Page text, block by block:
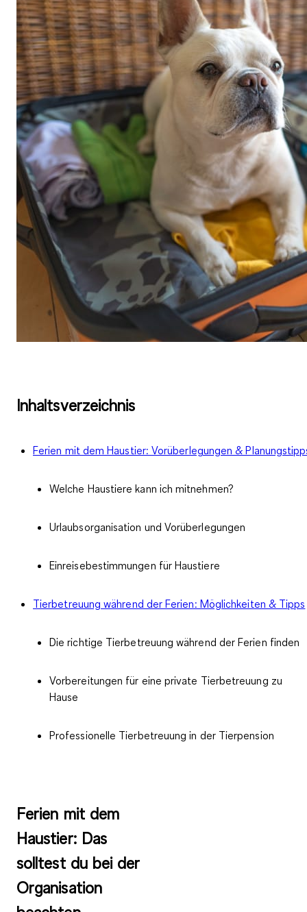
Inhaltsverzeichnis
Ferien mit dem Haustier: Vorüberlegungen &
Welche Haustiere kann ich mitnehmen?
Urlaubsorganisation und Vorüberlegungen
Einreisebestimmungen für Haustiere
Tierbetreuung während der Ferien: Möglichkeiten & Tipps
Die richtige Tierbetreuungwährend der Ferien finden
Vorbereitungen für eine private Tierbetreuung zu
Hause
Professionelle Tierbetreuung in der Tierpension
Ferien mit dem
Haustier: Das
solltest du bei der
Organisation